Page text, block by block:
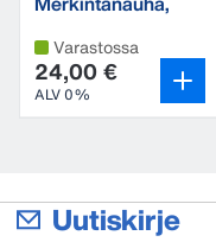
Varastossa
24,00 €
ALV 0%
Uutiskirje